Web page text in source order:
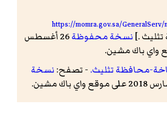
https://momra.gov.sa/GeneralServ/
.] نسخة محفوظة
26 أغسطس
محافظة تثليث. - تصفح: نسخة